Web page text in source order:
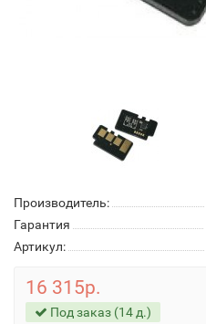
Производитель:
Гарантия
Артикул:
16 315р.
Под заказ (14 д.)